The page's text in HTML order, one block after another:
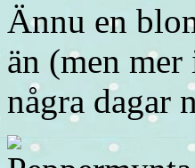
Ännu en
än (men
några dagar